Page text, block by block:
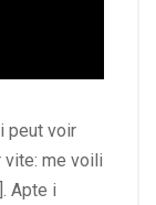
peut voir
me voili
Apte i